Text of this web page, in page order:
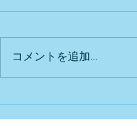
出店予定
コメントを追加…